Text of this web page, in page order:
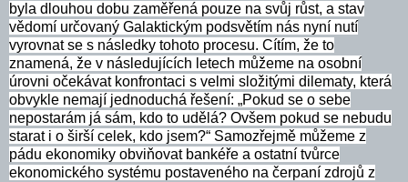
byla dlouhou dobu zaměřená pouze na svůj růst, a stav
vědomí určovaný Galaktickým podsvětím nás nyní nutí
vyrovnat se s následky tohoto procesu. Cítím, že to
znamená, že v následujících letech můžeme na osobní
úrovni očekávat konfrontaci s velmi složitými dilematy, která
obvykle nemají jednoduchá řešení: „Pokud se o sebe
nepostarám já sám, kdo to udělá? Ovšem pokud se nebudu
starat i o širší celek, kdo jsem?“ Samozřejmě můžeme z
pádu ekonomiky obviňovat bankéře a ostatní tvůrce
ekonomického systému postaveného na čerpaní zdrojů z